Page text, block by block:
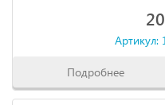
Артикул:
Подробнее